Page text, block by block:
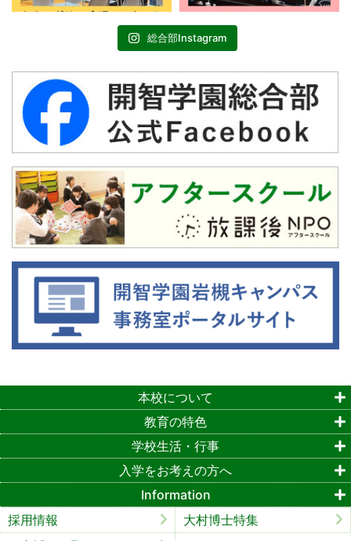
総合部Instagram
本校について
教育の特色
学校生活・行事
入学をお考えの方へ
Information
採用情報
大村博士特集